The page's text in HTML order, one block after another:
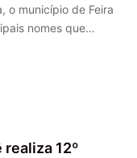
o município de Feira
nomes que…
12º